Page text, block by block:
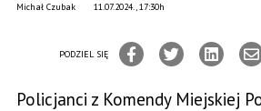
11.07.2024., 17:30h
Michał Czubak
PODZIEL SIĘ
Policjanci z Komendy Miejskiej